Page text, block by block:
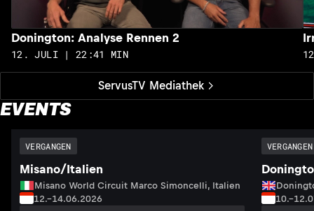
ServusTV Mediathek
Donington: Analyse Rennen 2
12. JULI | 22:41 MIN
EVENTS
VERGANGEN
Misano/Italien
Misano World Circuit Marco Simoncelli, Italien
12.–14.06.2026
VERGANGEN